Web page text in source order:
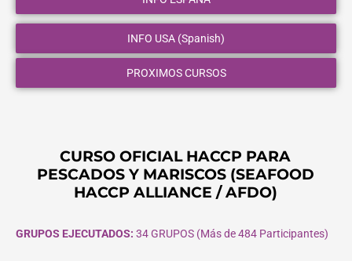
INFO USA (Spanish)
PROXIMOS CURSOS
CURSO OFICIAL HACCP PARA
PESCADOS Y MARISCOS (SEAFOOD
HACCP ALLIANCE / AFDO)
GRUPOS EJECUTADOS: 34 GRUPOS (Más de 484 Participantes)